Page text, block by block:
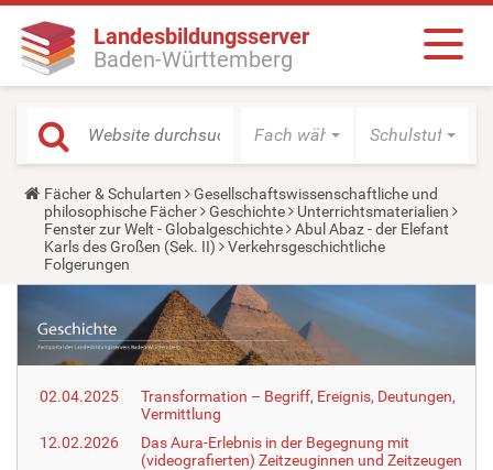
Landesbildungsserver
Baden-Württemberg
Fach wählen Schulstufe
Y
o
u
a
r
e
r
e
:
Fächer & Schularten
Gesellschaftswissenschaftliche und
philosophische Fächer
Geschichte
Unterrichtsmaterialien
Fenster zur Welt - Globalgeschichte
Abul Abaz - der Elefant
Karls des Großen (Sek. II)
Verkehrsgeschichtliche
Folgerungen
02.04.2025
Transformation – Begriff, Ereignis, Deutungen,
Vermittlung
12.02.2026
Das Aura-Erlebnis in der Begegnung mit
(videografierten) Zeitzeuginnen und Zeitzeugen